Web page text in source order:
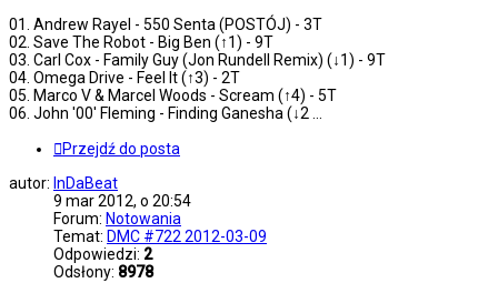
01. Andrew Rayel - 550 Senta (POSTÓJ) - 3T
02. Save The Robot - Big Ben (↑1) - 9T
03. Carl Cox - Family Guy (Jon Rundell Remix) (↓1) - 9T
04. Omega Drive - Feel It (↑3) - 2T
05. Marco V & Marcel Woods - Scream (↑4) - 5T
06. John '00' Fleming - Finding Ganesha (↓2 ...
Przejdź do posta
autor: InDaBeat
9 mar 2012, o 20:54
Forum: Notowania
Temat: DMC #722 2012-03-09
Odpowiedzi: 2
Odsłony: 8978